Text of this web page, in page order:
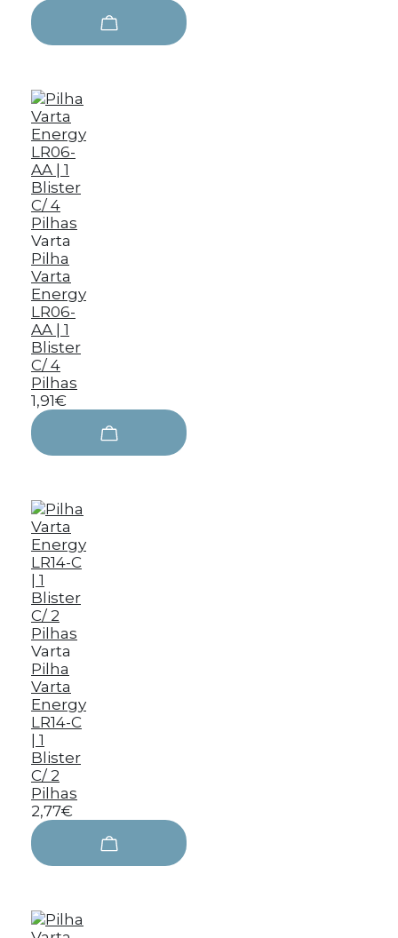
Varta
Pilha
Varta
Energy
LR06-
AA | 1
Blister
C/ 4
Pilhas
1,91€
Varta
Pilha
Varta
Energy
LR14-C
| 1
Blister
C/ 2
Pilhas
2,77€